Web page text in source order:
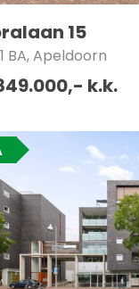
15
BA, Apeldoorn
k.k.